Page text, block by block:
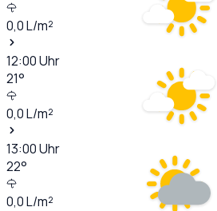
0,0L/m²
12:00Uhr
21°
0,0L/m²
13:00Uhr
22°
0,0L/m²